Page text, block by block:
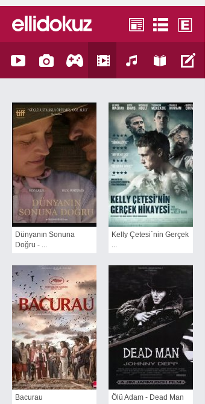
Dünyanın Sonuna
Doğru - ...
Kelly Çetesi`nin Gerçek
...
Bacurau Ölü Adam - Dead Man